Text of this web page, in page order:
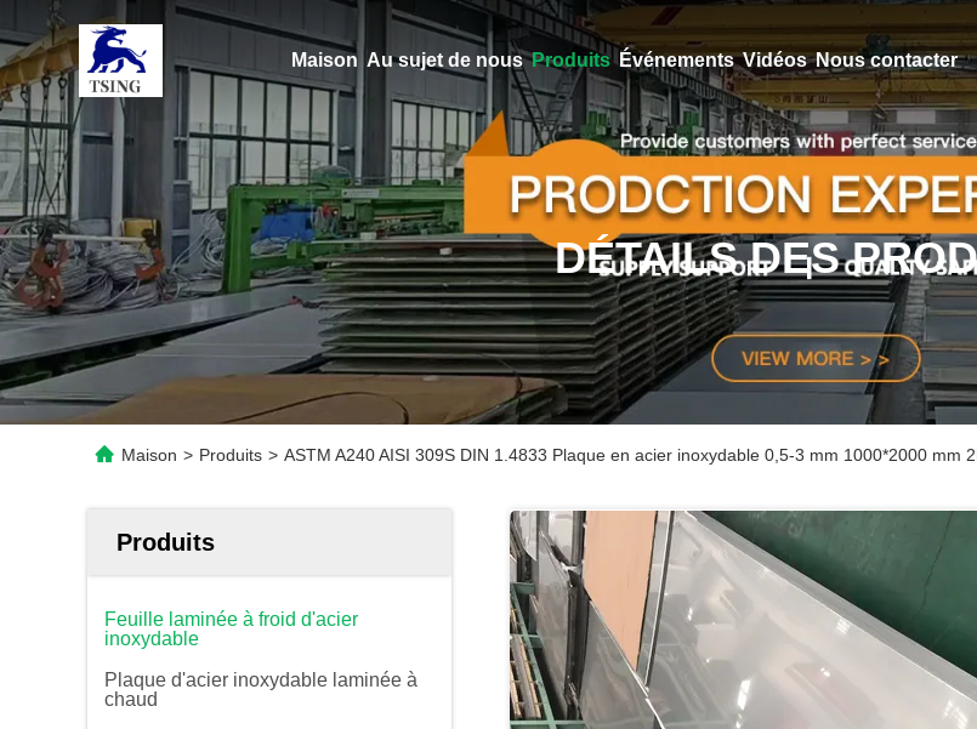
Maison Au sujet de nous Produits Événements Vidéos Nous contacter
DÉTAILS DES
Maison > Produits > ASTM A240 AISI 309S DIN 1.4833 Plaque en acier inoxydable 0,5-3 mm 1000*2000 mm
Produits
Feuille laminée à froid d'acier
inoxydable
Plaque d'acier inoxydable laminée à
chaud